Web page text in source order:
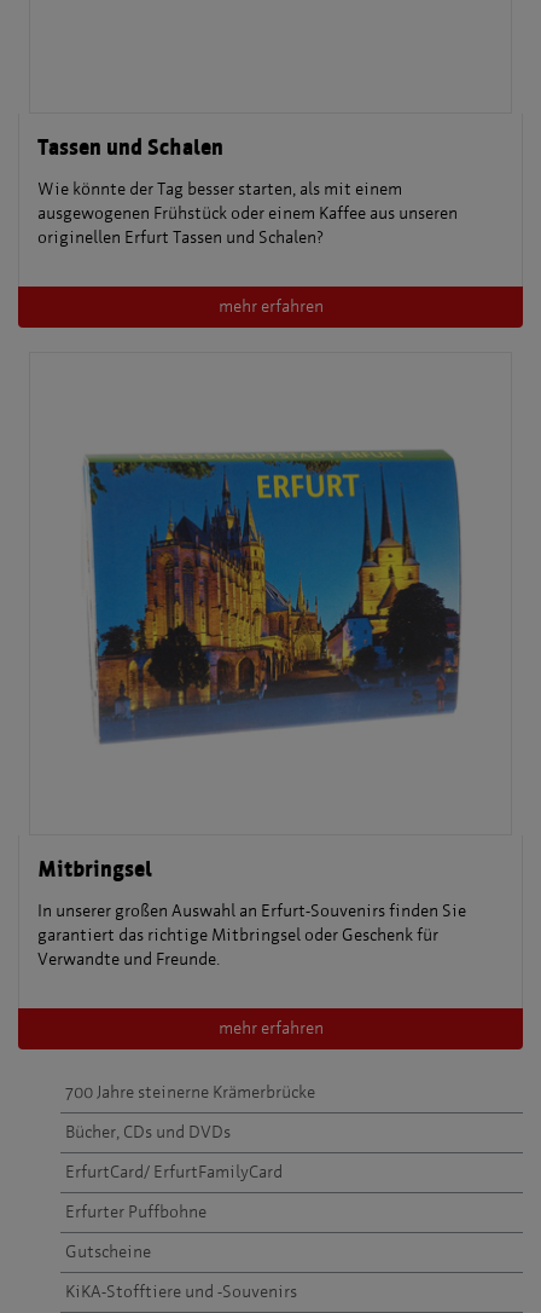
Tassen und Schalen
Wie könnte der Tag besser starten, als mit einem
ausgewogenen Frühstück oder einem Kaffee aus unseren
originellen Erfurt Tassen und Schalen?
mehr erfahren
Mitbringsel
In unserer großen Auswahl an Erfurt-Souvenirs finden Sie
garantiert das richtige Mitbringsel oder Geschenk für
Verwandte und Freunde.
mehr erfahren
700 Jahre steinerne Krämerbrücke
Bücher, CDs und DVDs
ErfurtCard/ ErfurtFamilyCard
Erfurter Puffbohne
Gutscheine
KiKA-Stofftiere und -Souvenirs